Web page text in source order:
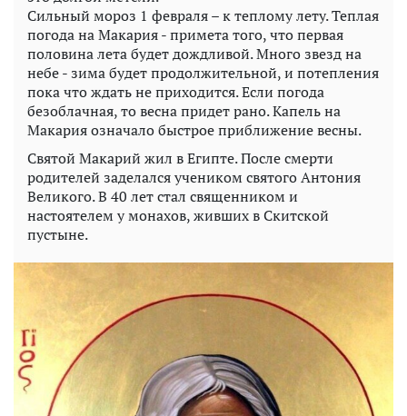
Сильный мороз 1 февраля – к теплому лету. Теплая
погода на Макария - примета того, что первая
половина лета будет дождливой. Много звезд на
небе - зима будет продолжительной, и потепления
пока что ждать не приходится. Если погода
безоблачная, то весна придет рано. Капель на
Макария означало быстрое приближение весны.
Святой Макарий жил в Египте. После смерти
родителей заделался учеником святого Антония
Великого. В 40 лет стал священником и
настоятелем у монахов, живших в Скитской
пустыне.